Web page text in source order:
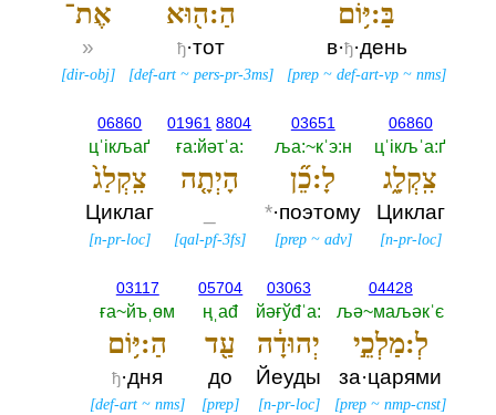
בַּ:יּ֥וֹם
в·ђ·день
[prep ~def-art-vp ~nms]
הַ:ה֖וּא
ђ·тот
[def-art ~pers-pr-3ms]
אֶת־
»
[dir-obj]
06860
цˈiкљˈа:ґ
צִֽקְלָ֑ג
Циклаг
[n-pr-loc]
03651
ља:~кˈэ:н
לָ:כֵ֞ן
*·поэтому
[prep~ adv]
01961 8804
ға:йәτˈа:‎
הָיְתָ֤ה
[qal-pf-3fs]
06860
цˈiкљаґ
צִֽקְלַג֙
Циклаг
[n-pr-loc]
04428
љә~маљәкˈє
לְ:מַלְכֵ֣י
за·царями
[prep ~nmp-cnst]
03063
йәғўđˈа:‎
יְהוּדָ֔ה
Йеуды
[n-pr-loc]
05704
ңˌаđ
עַ֖ד
до
[prep]
03117
ға~йъˌөм
הַ:יּ֥וֹם
ђ·дня
[def-art ~nms]